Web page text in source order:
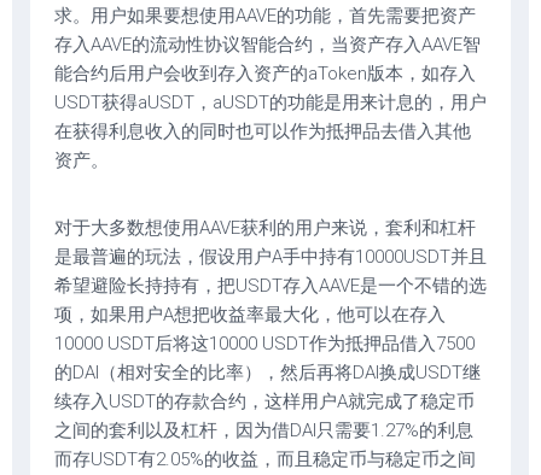
求。用户如果要想使用AAVE的功能，首先需要把资产
存入AAVE的流动性协议智能合约，当资产存入AAVE智
能合约后用户会收到存入资产的aToken版本，如存入
USDT获得aUSDT，aUSDT的功能是用来计息的，用户
在获得利息收入的同时也可以作为抵押品去借入其他
资产。
对于大多数想使用AAVE获利的用户来说，套利和杠杆
是最普遍的玩法，假设用户A手中持有10000USDT并且
希望避险长持持有，把USDT存入AAVE是一个不错的选
项，如果用户A想把收益率最大化，他可以在存入
10000 USDT后将这10000 USDT作为抵押品借入7500
的DAI（相对安全的比率），然后再将DAI换成USDT继
续存入USDT的存款合约，这样用户A就完成了稳定币
之间的套利以及杠杆，因为借DAI只需要1.27%的利息
而存USDT有2.05%的收益，而且稳定币与稳定币之间